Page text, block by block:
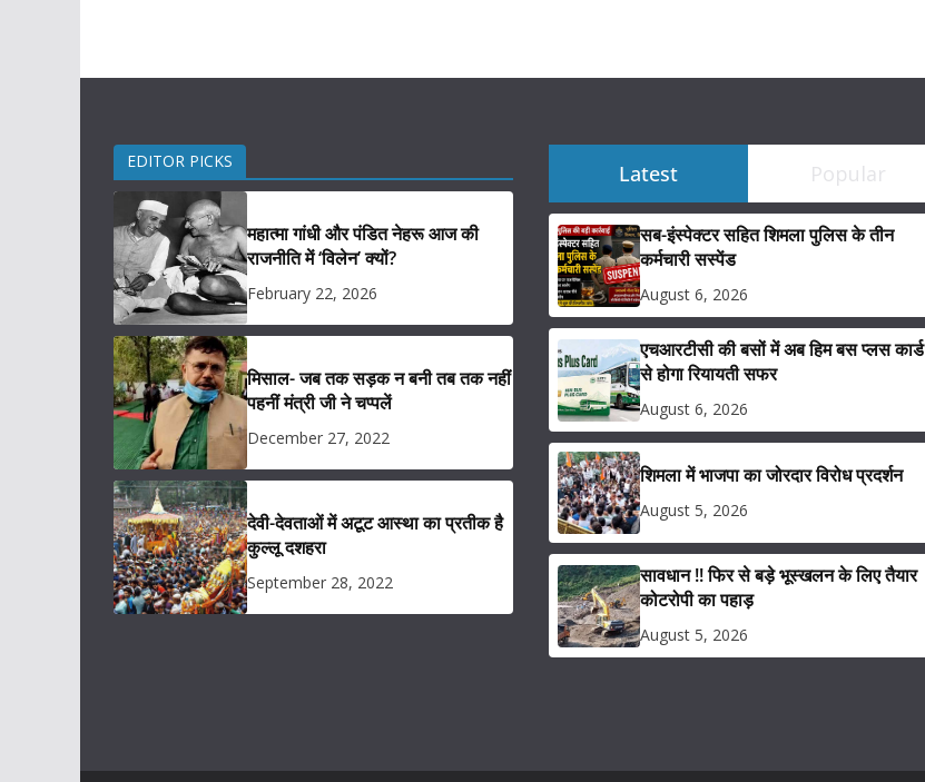
EDITOR PICKS
महात्मा गांधी और पंडित नेहरू आज की
राजनीति में ‘विलेन’ क्यों?
February 22, 2026
मिसाल- जब तक सड़क न बनी तब तक नहीं
पहनीं मंत्री जी ने चप्पलें
December 27, 2022
देवी-देवताओं में अटूट आस्था का प्रतीक है
कुल्लू दशहरा
September 28, 2022
Latest Popular
सब-इंस्पेक्टर सहित शिमला पुलिस के तीन
कर्मचारी सस्पेंड
August 6, 2026
एचआरटीसी की बसों में अब हिम बस प्लस कार्ड
से होगा रियायती सफर
August 6, 2026
शिमला में भाजपा का जोरदार विरोध प्रदर्शन
August 5, 2026
सावधान !! फिर से बड़े भूस्खलन के लिए तैयार
कोटरोपी का पहाड़
August 5, 2026